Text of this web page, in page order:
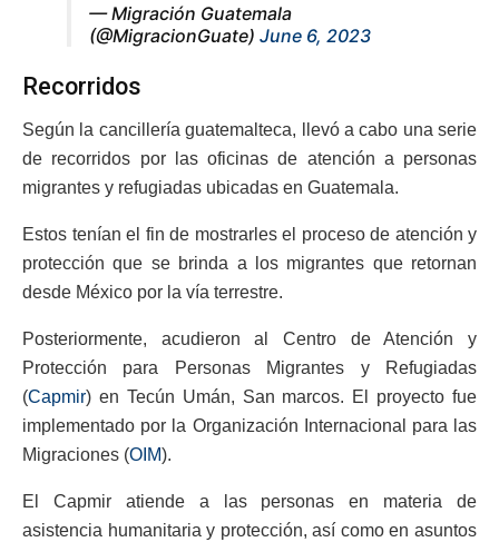
— Migración Guatemala
(@MigracionGuate) June 6, 2023
Recorridos
Según la cancillería guatemalteca, llevó a cabo una serie
de recorridos por las oficinas de atención a personas
migrantes y refugiadas ubicadas en Guatemala.
Estos tenían el fin de mostrarles el proceso de atención y
protección que se brinda a los migrantes que retornan
desde México por la vía terrestre.
Posteriormente, acudieron al Centro de Atención y
Protección para Personas Migrantes y Refugiadas
(Capmir) en Tecún Umán, San marcos. El proyecto fue
implementado por la Organización Internacional para las
Migraciones (OIM).
El Capmir atiende a las personas en materia de
asistencia humanitaria y protección, así como en asuntos